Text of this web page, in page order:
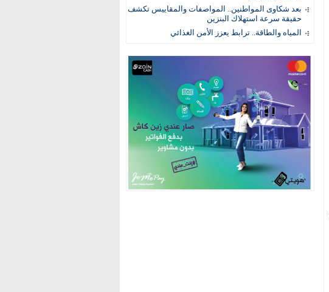
بعد شكاوى المواطنين.. المواصفات والمقاييس تكشف
حقيقة سرعة استهلاك البنزين
المياه والطاقة.. ترابط يعزز الأمن الغذائي